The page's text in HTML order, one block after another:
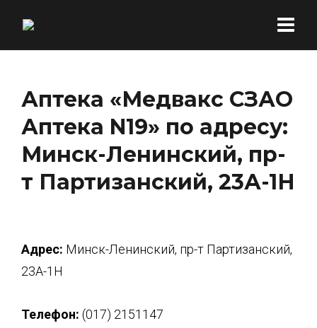
Аптека «Медвакс СЗАО
Аптека N19» по адресу:
Минск-Ленинский, пр-
т Партизанский, 23А-1Н
Адрес: Минск-Ленинский, пр-т Партизанский,
23А-1Н
Телефон: (017) 2151147